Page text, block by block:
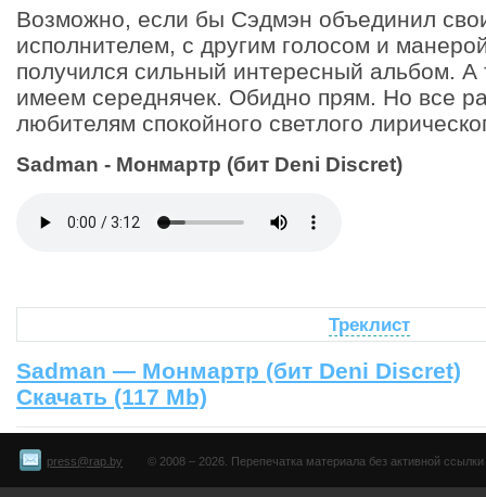
Возможно, если бы Сэдмэн объединил
исполнителем, с другим голосом и
получился сильный интересный альбом. А
имеем середнячек. Обидно прям. Но все
любителям спокойного светлого
Sadman - Монмартр (бит Deni Discret)
Треклист
Sadman — Монмартр (бит Deni Discret)
Скачать (117 Mb)
press@rap.by © 2008 – 2026. Перепечатка материала без активной